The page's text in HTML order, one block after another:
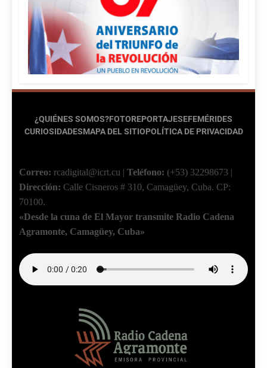
¿QUIÉNES SOMOS?FOTOREPORTAJESEFEMÉRIDES
CURIOSIDADESMAPA DEL SITIOPOLÍTICA DE PRIVACIDAD
Correo: rcadigital@icrt.cu | Teléfono: (+53) 32298673 |
Dirección: Calle Cisneros # 310, Camagüey, Cuba. CP:
70100.
«Desde la cuna de El Mayor transmite Radio Cadena
Agramonte, Camagüey, Cuba»